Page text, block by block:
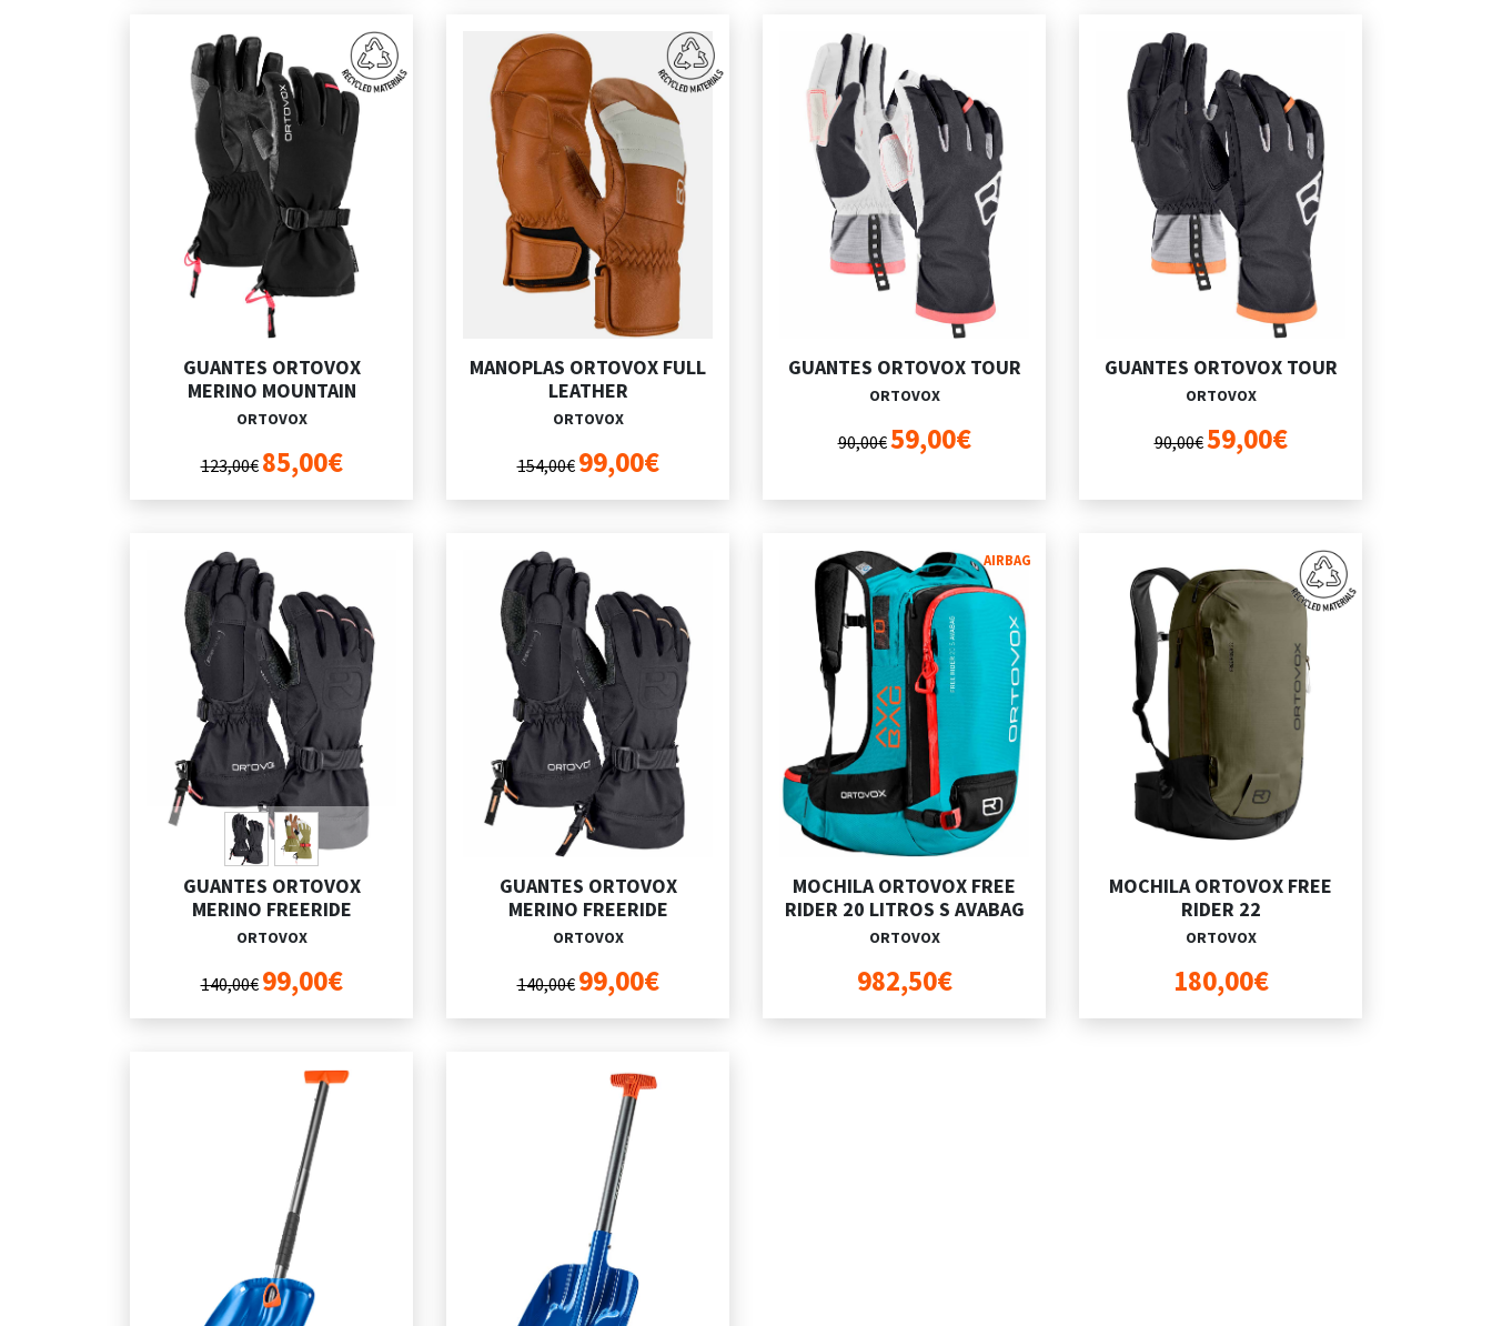
GUANTES ORTOVOX
MERINO MOUNTAIN
ORTOVOX
123,00€ 85,00€
MANOPLAS ORTOVOX FULL
LEATHER
ORTOVOX
154,00€ 99,00€
GUANTES ORTOVOX TOUR
ORTOVOX
90,00€59,00€
GUANTES ORTOVOX TOUR
ORTOVOX
90,00€59,00€
GUANTES ORTOVOX
MERINO FREERIDE
ORTOVOX
140,00€ 99,00€
GUANTES ORTOVOX
MERINO FREERIDE
ORTOVOX
140,00€ 99,00€
AIRBAG
MOCHILA ORTOVOX FREE
RIDER 20 LITROS S AVABAG
ORTOVOX
982,50€
MOCHILA ORTOVOX FREE
RIDER 22
ORTOVOX
180,00€